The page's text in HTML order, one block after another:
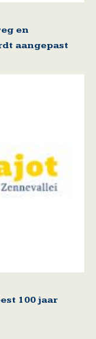
en
aangepast
100 jaar